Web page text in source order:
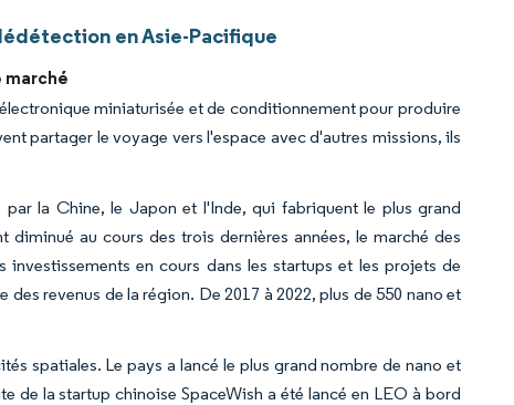
en Asie-Pacifique
miniaturisée et de conditionnement pour produire
partager le voyage vers l'espace avec d'autres missions, ils
la Chine, le Japon et l'Inde, qui fabriquent le plus grand
au cours des trois dernières années, le marché des
en cours dans les startups et les projets de
revenus de la région. De 2017 à 2022, plus de 550 nano et
spatiales. Le pays a lancé le plus grand nombre de nano et
de la startup chinoise SpaceWish a été lancé en LEO à bord